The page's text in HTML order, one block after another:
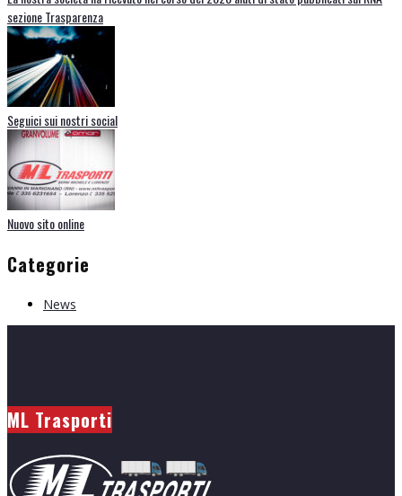
sezione Trasparenza
Seguici sui nostri social
Nuovo sito online
Categorie
News
ML Trasporti